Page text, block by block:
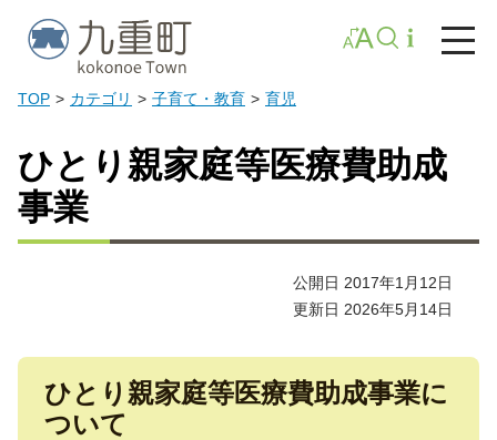
TOP カテゴリ 子育て・教育 育児
ひとり親家庭等医療費助成
事業
公開日 2017年1月12日
更新日 2026年5月14日
ひとり親家庭等医療費助成事業に
ついて